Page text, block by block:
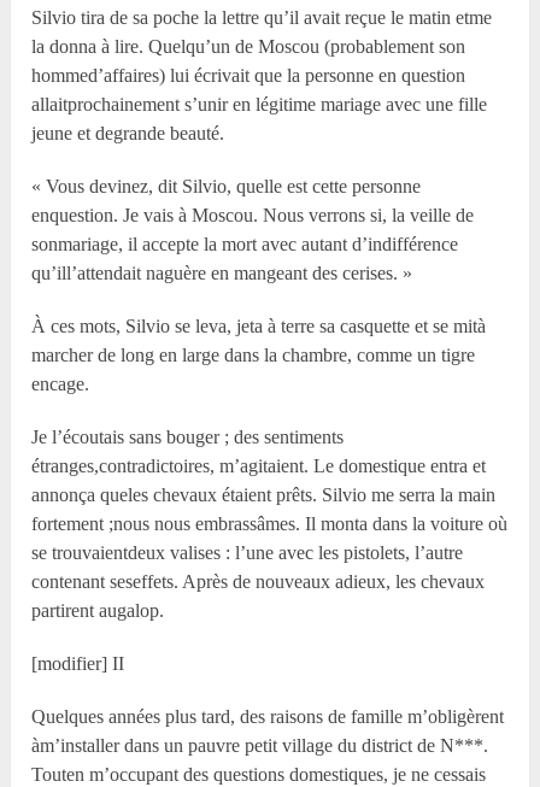
Silvio tira de sa poche la lettre qu’il avait reçue le matin etme
la donna à lire. Quelqu’un de Moscou (probablement son
hommed’affaires) lui écrivait que la personne en question
allaitprochainement s’unir en légitime mariage avec une fille
jeune et degrande beauté.
« Vous devinez, dit Silvio, quelle est cette personne
enquestion. Je vais à Moscou. Nous verrons si, la veille de
sonmariage, il accepte la mort avec autant d’indifférence
qu’ill’attendait naguère en mangeant des cerises. »
À ces mots, Silvio se leva, jeta à terre sa casquette et se mità
marcher de long en large dans la chambre, comme un tigre
encage.
Je l’écoutais sans bouger ; des sentiments
étranges,contradictoires, m’agitaient. Le domestique entra et
annonça queles chevaux étaient prêts. Silvio me serra la main
fortement ;nous nous embrassâmes. Il monta dans la voiture où
se trouvaientdeux valises : l’une avec les pistolets, l’autre
contenant seseffets. Après de nouveaux adieux, les chevaux
partirent augalop.
[modifier] II
Quelques années plus tard, des raisons de famille m’obligèrent
àm’installer dans un pauvre petit village du district de N***.
Touten m’occupant des questions domestiques, je ne cessais